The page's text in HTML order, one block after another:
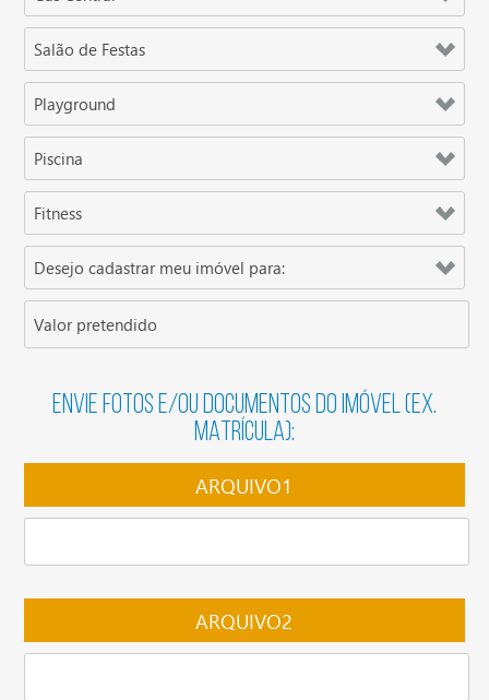
ENVIE FOTOS E/OU DOCUMENTOS DO IMÓVEL (EX.
MATRÍCULA):